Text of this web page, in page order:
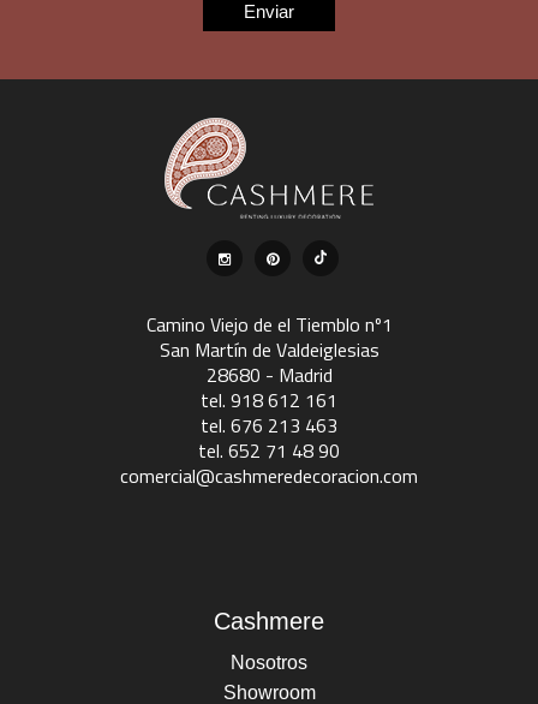
Camino Viejo de el Tiemblo nº1
San Martín de Valdeiglesias
28680 - Madrid
tel. 918 612 161
tel. 676 213 463
tel. 652 71 48 90
comercial@cashmeredecoracion.com
Cashmere
Nosotros
Showroom